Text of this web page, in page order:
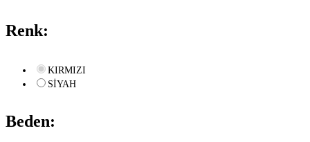
Renk:
KIRMIZI
SİYAH
Beden: